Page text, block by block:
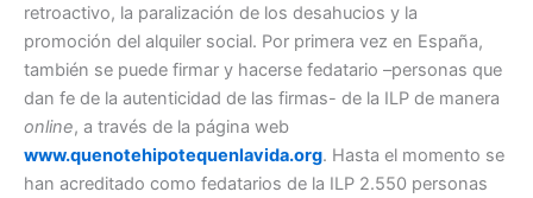
retroactivo, la paralización de los desahucios y la
promoción del alquiler social. Por primera vez en España,
también se puede firmar y hacerse fedatario –personas que
dan fe de la autenticidad de las firmas- de la ILP de manera
online, a través de la página web
www.quenotehipotequenlavida.org. Hasta el momento se
han acreditado como fedatarios de la ILP 2.550 personas